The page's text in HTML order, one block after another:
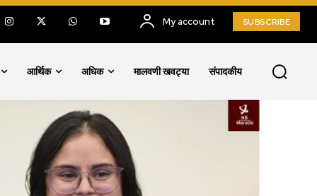
My account SUBSCRIBE
आर्थिक अधिक मालवणी खवट्या संपादकीय